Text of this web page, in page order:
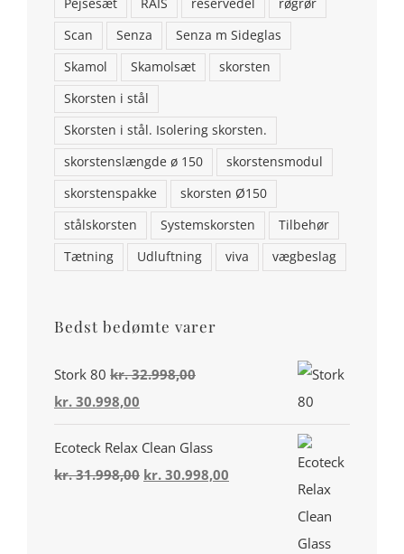
Pejsesæt
RAIS reservedel
røgrør
Scan
Senza
Senza m Sideglas
Skamol
Skamolsæt
skorsten
Skorsten i stål
Skorsten i stål. Isolering skorsten.
skorstenslængde ø 150
skorstensmodul
skorstenspakke
skorsten Ø150
stålskorsten
Systemskorsten
Tilbehør
Tætning
Udluftning viva vægbeslag
Bedst bedømte varer
Stork 80 kr.32.998,00
Den
oprindelige
pris
var:
kr. 30.998,00
aktuelle
pris
er:
Ecoteck Relax Clean Glass
kr.31.998,00 Den
kr. 30.998,00
Addresse: Stenstrupvej 2, 9500 Hobro
Telefon: 98554146
Email:aalborgpejse@gmail.com
Din konto
Miljø & Ansvarlighed
Handelsbetingelser
Privatlivspolitik
Cookiepolitik (EU)